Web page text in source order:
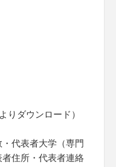
りダウンロード）
代表者大学（専門
住所・代表者連絡